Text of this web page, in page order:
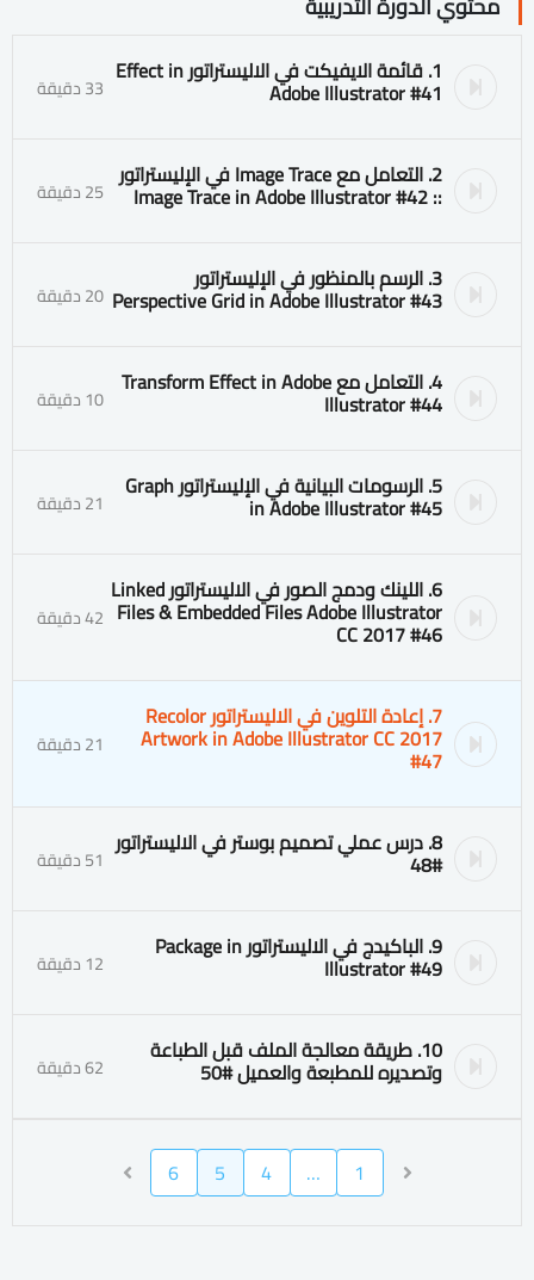
1. قائمة الايفيكت في الاليستراتور Effect in
Adobe Illustrator #41 33 دقيقة
2. التعامل مع Image Trace في الإليستراتور
:: Image Trace in Adobe Illustrator #42 25 دقيقة
3. الرسم بالمنظور في الإليستراتور
Perspective Grid in Adobe Illustrator #43 20 دقيقة
4. التعامل مع Transform Effect in Adobe
Illustrator #44 10 دقيقة
5. الرسومات البيانية في الإليستراتور Graph
in Adobe Illustrator #45 21 دقيقة
6. اللينك ودمج الصور في الاليستراتور Linked
Files & Embedded Files Adobe Illustrator
CC 2017 #46 42 دقيقة
7. إعادة التلوين في الاليستراتور Recolor
Artwork in Adobe Illustrator CC 2017
#47 21 دقيقة
8. درس عملي تصميم بوستر في الاليستراتور
#48 51 دقيقة
9. الباكيدج في الاليستراتور Package in
Illustrator #49 12 دقيقة
10. طريقة معالجة الملف قبل الطباعة
وتصديره للمطبعة والعميل #50 62 دقيقة
1
…
4
5
6